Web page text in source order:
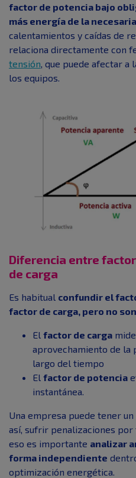
factor de potencia bajo
más energía de la necesaria,
calentamientos y caídas de
relaciona directamente con
tensión , que puede afectar
los equipos.
Diferencia entre
de carga
Es habitual confundir el
factor de carga, pero no
El factor de carga
aprovechamiento de la
largo del tiempo
El factor de potencia
instantánea.
Una empresa puede tener
así, sufrir penalizaciones
eso es importante analizar
forma independiente
optimización energética.